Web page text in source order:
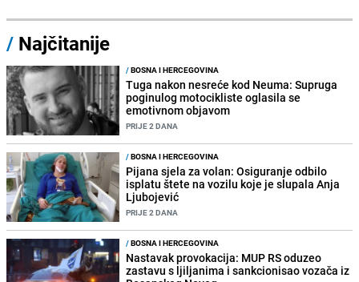
/ Najčitanije
/BOSNA I HERCEGOVINA
Tuga nakon nesreće kod Neuma: Supruga
poginulog motocikliste oglasila se
emotivnom objavom
PRIJE 2 DANA
/BOSNA I HERCEGOVINA
Pijana sjela za volan: Osiguranje odbilo
isplatu štete na vozilu koje je slupala Anja
Ljubojević
PRIJE 2 DANA
/BOSNA I HERCEGOVINA
Nastavak provokacija: MUP RS oduzeo
zastavu s ljiljanima i sankcionisao vozača iz